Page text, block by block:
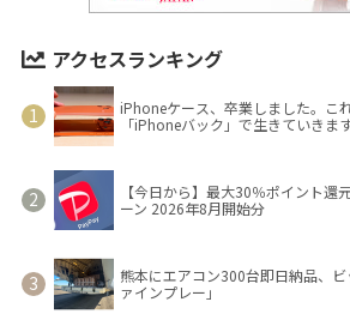
アクセスランキング
iPhoneケース、卒業しました。こ
「iPhoneバック」で生きていきます
【今日から】最大30％ポイント還
ーン 2026年8月開始分
熊本にエアコン300台即日納品、
ァインプレー」